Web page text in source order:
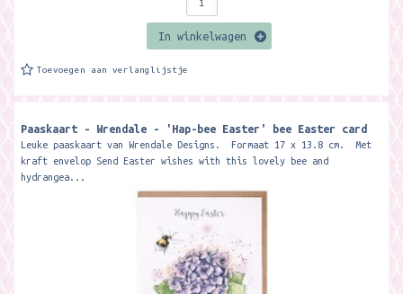
In winkelwagen
Toevoegen aan verlanglijstje
Paaskaart - Wrendale - 'Hap-bee Easter' bee Easter card
Leuke paaskaart van Wrendale Designs. Formaat 17 x 13.8 cm. Met
kraft envelop Send Easter wishes with this lovely bee and
hydrangea...